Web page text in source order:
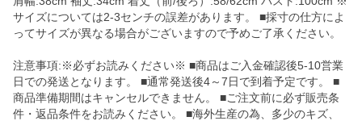
サイズについては2-3センチの誤差があります。 ■採寸の仕方によ
ってサイズが異なる場合がございますので予めご了承ください。
注意事項:※必ずお読みください※ ■商品はご入金確認後5-10営業
日での発送となります。 ■通常発送後4～7日で到着予定です。 ■
商品準備期間はキャンセルできません。 ■ご注文前に必ず販売条
件・返品条件をお読みください。 ■海外生産の為、多少のキズ、